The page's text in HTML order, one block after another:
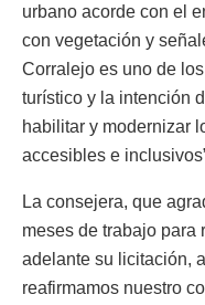
urbano acorde con el
con vegetación y
Corralejo es uno de
turístico y la intención
habilitar y modernizar
accesibles e
La consejera, que
meses de trabajo para
adelante su licitación,
reafirmamos nuestro